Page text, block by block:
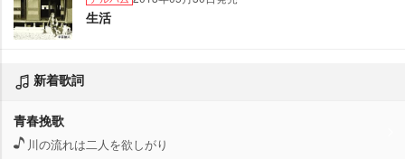
生活
新着歌詞
青春挽歌
川の流れは二人を欲しがり